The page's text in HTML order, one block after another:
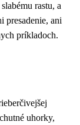
rastu, a
presadenie, ani
príkladoch.
uhorky,